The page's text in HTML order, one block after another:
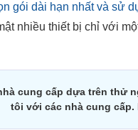
gói dài hạn nhất và sử
nhiều thiết bị chỉ với
cung cấp dựa trên thử
tôi với các nhà cung